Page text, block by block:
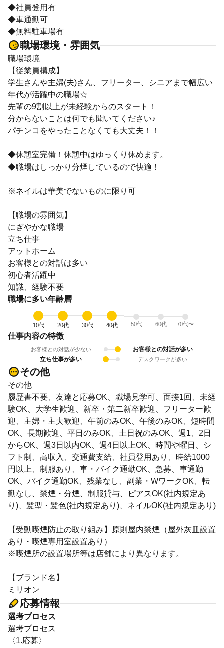
◆社員登用有
◆車通勤可
◆無料駐車場有
職場環境・雰囲気
職場環境
【従業員構成】
学生さんや主婦(夫)さん、フリーター、シニアまで幅広い
年代が活躍中の職場☆
先輩の9割以上が未経験からのスタート！
分からないことは何でも聞いてください♪
パチンコをやったことなくても大丈夫！！
◆休憩室完備！休憩中はゆっくり休めます。
◆職場はしっかり分煙しているので快適！
※ネイルは華美でないものに限り可
【職場の雰囲気】
にぎやかな職場
立ち仕事
アットホーム
お客様との対話は多い
初心者活躍中
知識、経験不要
職場に多い年齢層
10代 20代 30代 40代 50代 60代 70代〜
仕事内容の特徴
お客様との対話が少ない
お客様との対話が多い
立ち仕事が多い
デスクワークが多い
その他
その他
履歴書不要、友達と応募OK、職場見学可、面接1回、未経
験OK、大学生歓迎、新卒・第二新卒歓迎、フリーター歓
迎、主婦・主夫歓迎、午前のみOK、午後のみOK、短時間
OK、長期歓迎、平日のみOK、土日祝のみOK、週1、2日
からOK、週3日以内OK、週4日以上OK、時間や曜日、シ
フト制、高収入、交通費支給、社員登用あり、時給1000
円以上、制服あり、車・バイク通勤OK、急募、車通勤
OK、バイク通勤OK、残業なし、副業・WワークOK、転
勤なし、禁煙・分煙、制服貸与、ピアスOK(社内規定あ
り)、髪型・髪色(社内規定あり)、ネイルOK(社内規定あり)
【受動喫煙防止の取り組み】原則屋内禁煙（屋外灰皿設置
あり・喫煙専用室設置あり）
※喫煙所の設置場所等は店舗により異なります。
【ブランド名】
ミリオン
応募情報
選考プロセス
選考プロセス
〈1.応募〉